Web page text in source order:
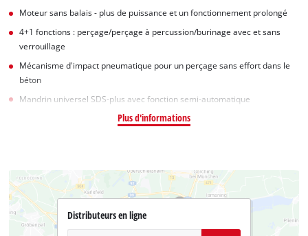
Moteur sans balais - plus de puissance et un fonctionnement prolongé
4+1 fonctions : perçage/perçage à percussion/burinage avec et sans
verrouillage
Mécanisme d'impact pneumatique pour un perçage sans effort dans le
béton
Mandrin universel SDS-plus avec fonction semi-automatique
Plus d'informations
Distributeurs en ligne